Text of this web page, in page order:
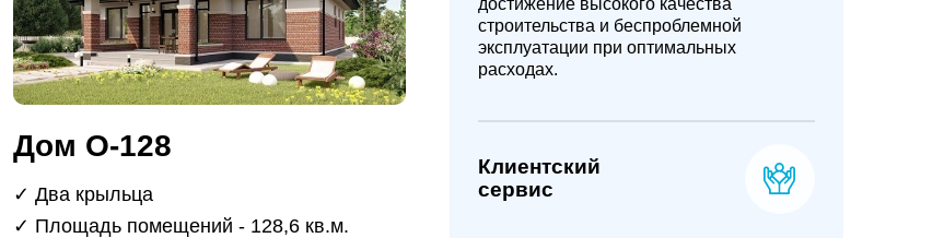
Клиентский
сервис
достижение высокого качества
строительства и беспроблемной
эксплуатации при оптимальных
расходах.
✓ Площадь помещений - 128,6 кв.м.
✓ Два крыльца
Дом О-128